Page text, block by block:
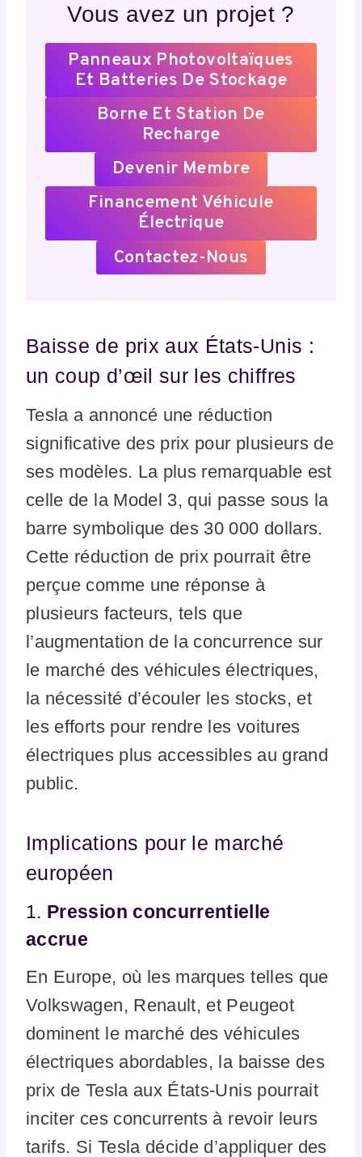
Vous avez un projet ?
Panneaux Photovoltaïques
Et Batteries De Stockage
Borne Et Station De
Recharge
Devenir Membre
Financement Véhicule
Électrique
Contactez-Nous
Baisse de prix aux États-Unis :
un coup d’œil sur les chiffres
Tesla a annoncé une réduction
significative des prix pour plusieurs de
ses modèles. La plus remarquable est
celle de la Model 3, qui passe sous la
barre symbolique des 30 000 dollars.
Cette réduction de prix pourrait être
perçue comme une réponse à
plusieurs facteurs, tels que
l’augmentation de la concurrence sur
le marché des véhicules électriques,
la nécessité d’écouler les stocks, et
les efforts pour rendre les voitures
électriques plus accessibles au grand
public.
Implications pour le marché
européen
1. Pression concurrentielle
accrue
En Europe, où les marques telles que
Volkswagen, Renault, et Peugeot
dominent le marché des véhicules
électriques abordables, la baisse des
prix de Tesla aux États-Unis pourrait
inciter ces concurrents à revoir leurs
tarifs. Si Tesla décide d’appliquer des